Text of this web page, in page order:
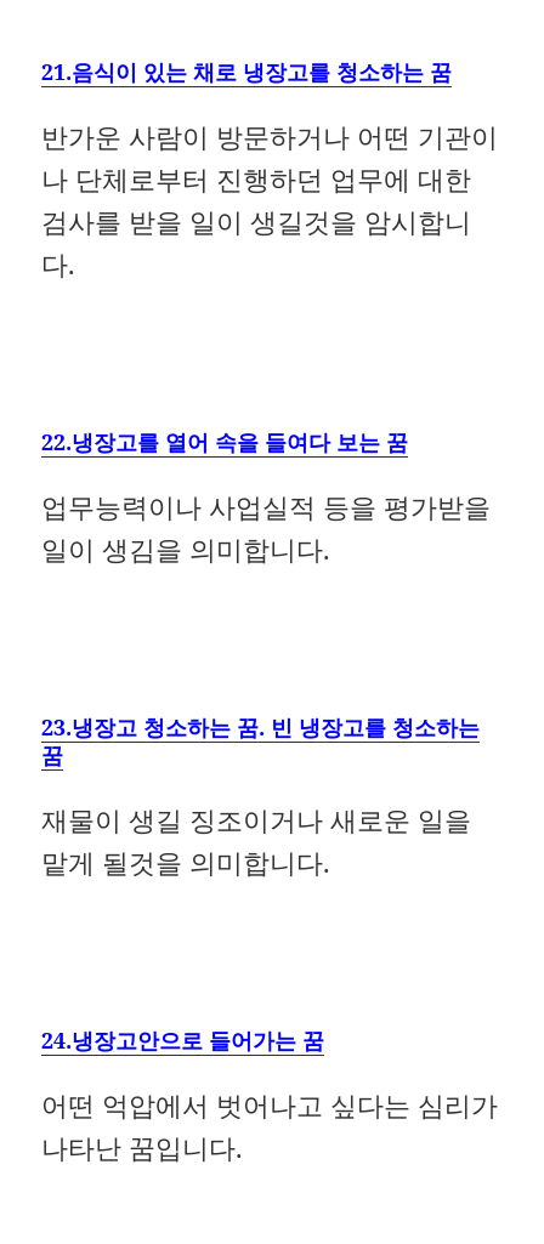
21.음식이 있는 채로 냉장고를 청소하는 꿈
반가운 사람이 방문하거나 어떤 기관이
나 단체로부터 진행하던 업무에 대한
검사를 받을 일이 생길것을 암시합니
다.
22.냉장고를 열어 속을 들여다 보는 꿈
업무능력이나 사업실적 등을 평가받을
일이 생김을 의미합니다.
23.냉장고 청소하는 꿈. 빈 냉장고를 청소하는
꿈
재물이 생길 징조이거나 새로운 일을
맡게 될것을 의미합니다.
24.냉장고안으로 들어가는 꿈
어떤 억압에서 벗어나고 싶다는 심리가
나타난 꿈입니다.